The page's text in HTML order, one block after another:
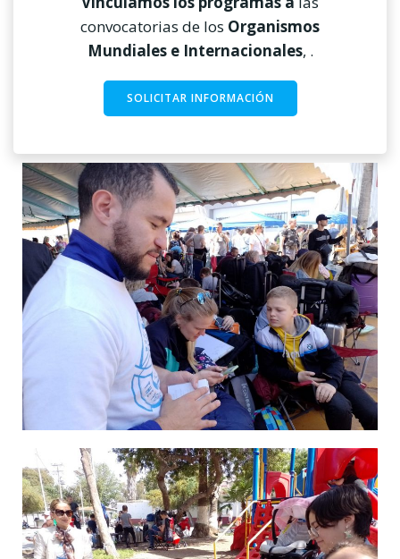
convocatorias de los Organismos
Mundiales e Internacionales, .
SOLICITAR INFORMACIÓN